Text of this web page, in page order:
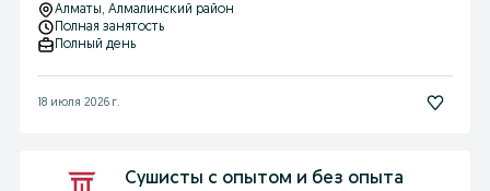
Алматы, Алмалинский район
Полная занятость
Полный день
18 июля 2026 г.
Сушисты с опытом и без опыта